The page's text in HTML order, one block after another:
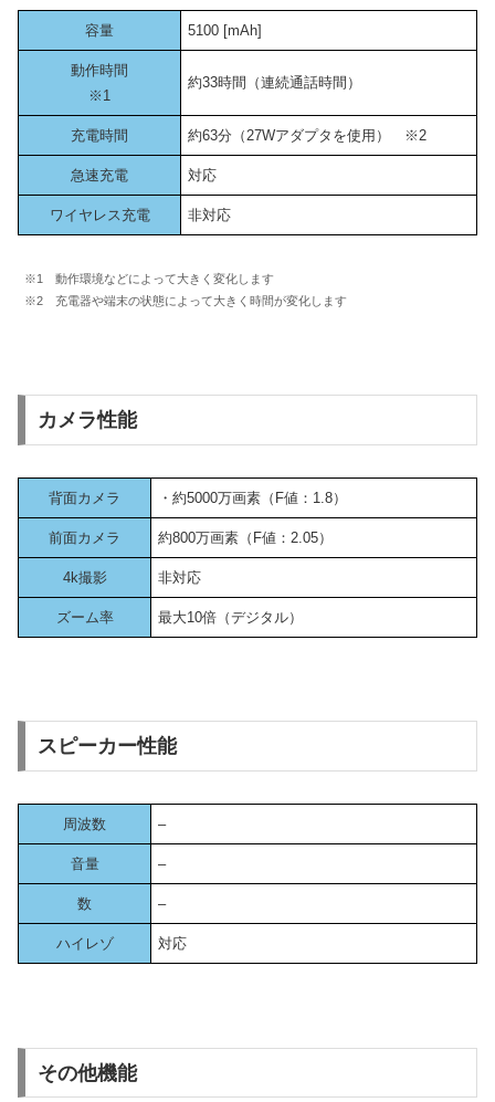
容量 5100 [mAh]
動作時間
※1
約33時間（連続通話時間）
充電時間 約63分（27Wアダプタを使用） ※2
急速充電 対応
ワイヤレス充電 非対応
※1 動作環境などによって大きく変化します
※2 充電器や端末の状態によって大きく時間が変化します
カメラ性能
背面カメラ ・約5000万画素（F値：1.8）
前面カメラ 約800万画素（F値：2.05）
4k撮影 非対応
ズーム率 最大10倍（デジタル）
スピーカー性能
周波数 –
音量 –
数 –
ハイレゾ 対応
その他機能